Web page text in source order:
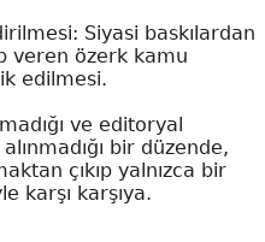
Siyasi baskılardan
veren özerk kamu
edilmesi.
ve editoryal
bir düzende,
çıkıp yalnızca bir
karşı karşıya.